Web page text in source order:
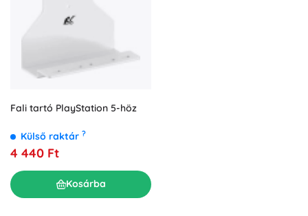
Fali tartó PlayStation 5-höz
Külső raktár ?
4 440 Ft
Kosárba